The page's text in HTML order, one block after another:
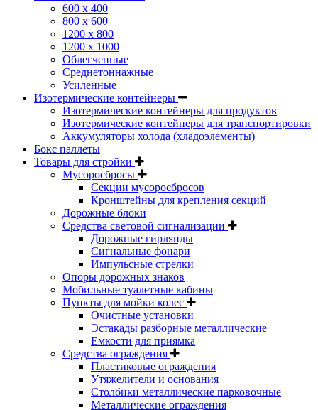
600 х 400
800 х 600
1200 х 800
1200 х 1000
Облегченные
Среднетоннажные
Усиленные
Изотермические контейнеры
Изотермические контейнеры для продуктов
Изотермические контейнеры для транспортировки
Аккумуляторы холода (хладоэлементы)
Бокс паллеты
Товары для стройки
Мусоросбросы
Секции мусоросбросов
Кронштейны для крепления секций
Дорожные блоки
Средства световой сигнализации
Дорожные гирлянды
Сигнальные фонари
Импульсные стрелки
Опоры дорожных знаков
Мобильные туалетные кабины
Пункты для мойки колес
Очистные установки
Эстакады разборные металлические
Емкости для приямка
Средства ограждения
Пластиковые ограждения
Утяжелители и основания
Столбики металлические парковочные
Металлические ограждения